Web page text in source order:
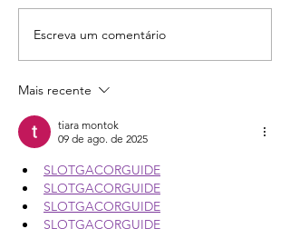
Para que serve, como
funciona e como usar o
Escreva um comentário
Mais recente
tiara montok
09 de ago. de 2025
SLOTGACORGUIDE
SLOTGACORGUIDE
SLOTGACORGUIDE
SLOTGACORGUIDE